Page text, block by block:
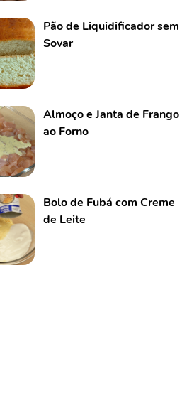
Pão de Liquidificador sem
Sovar
Almoço e Janta de Frango
ao Forno
Bolo de Fubá com Creme
de Leite